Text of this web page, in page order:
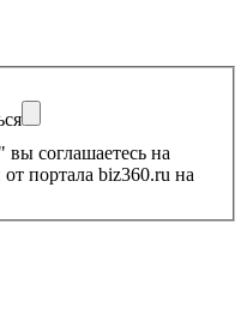
соглашаетесь на
портала biz360.ru на